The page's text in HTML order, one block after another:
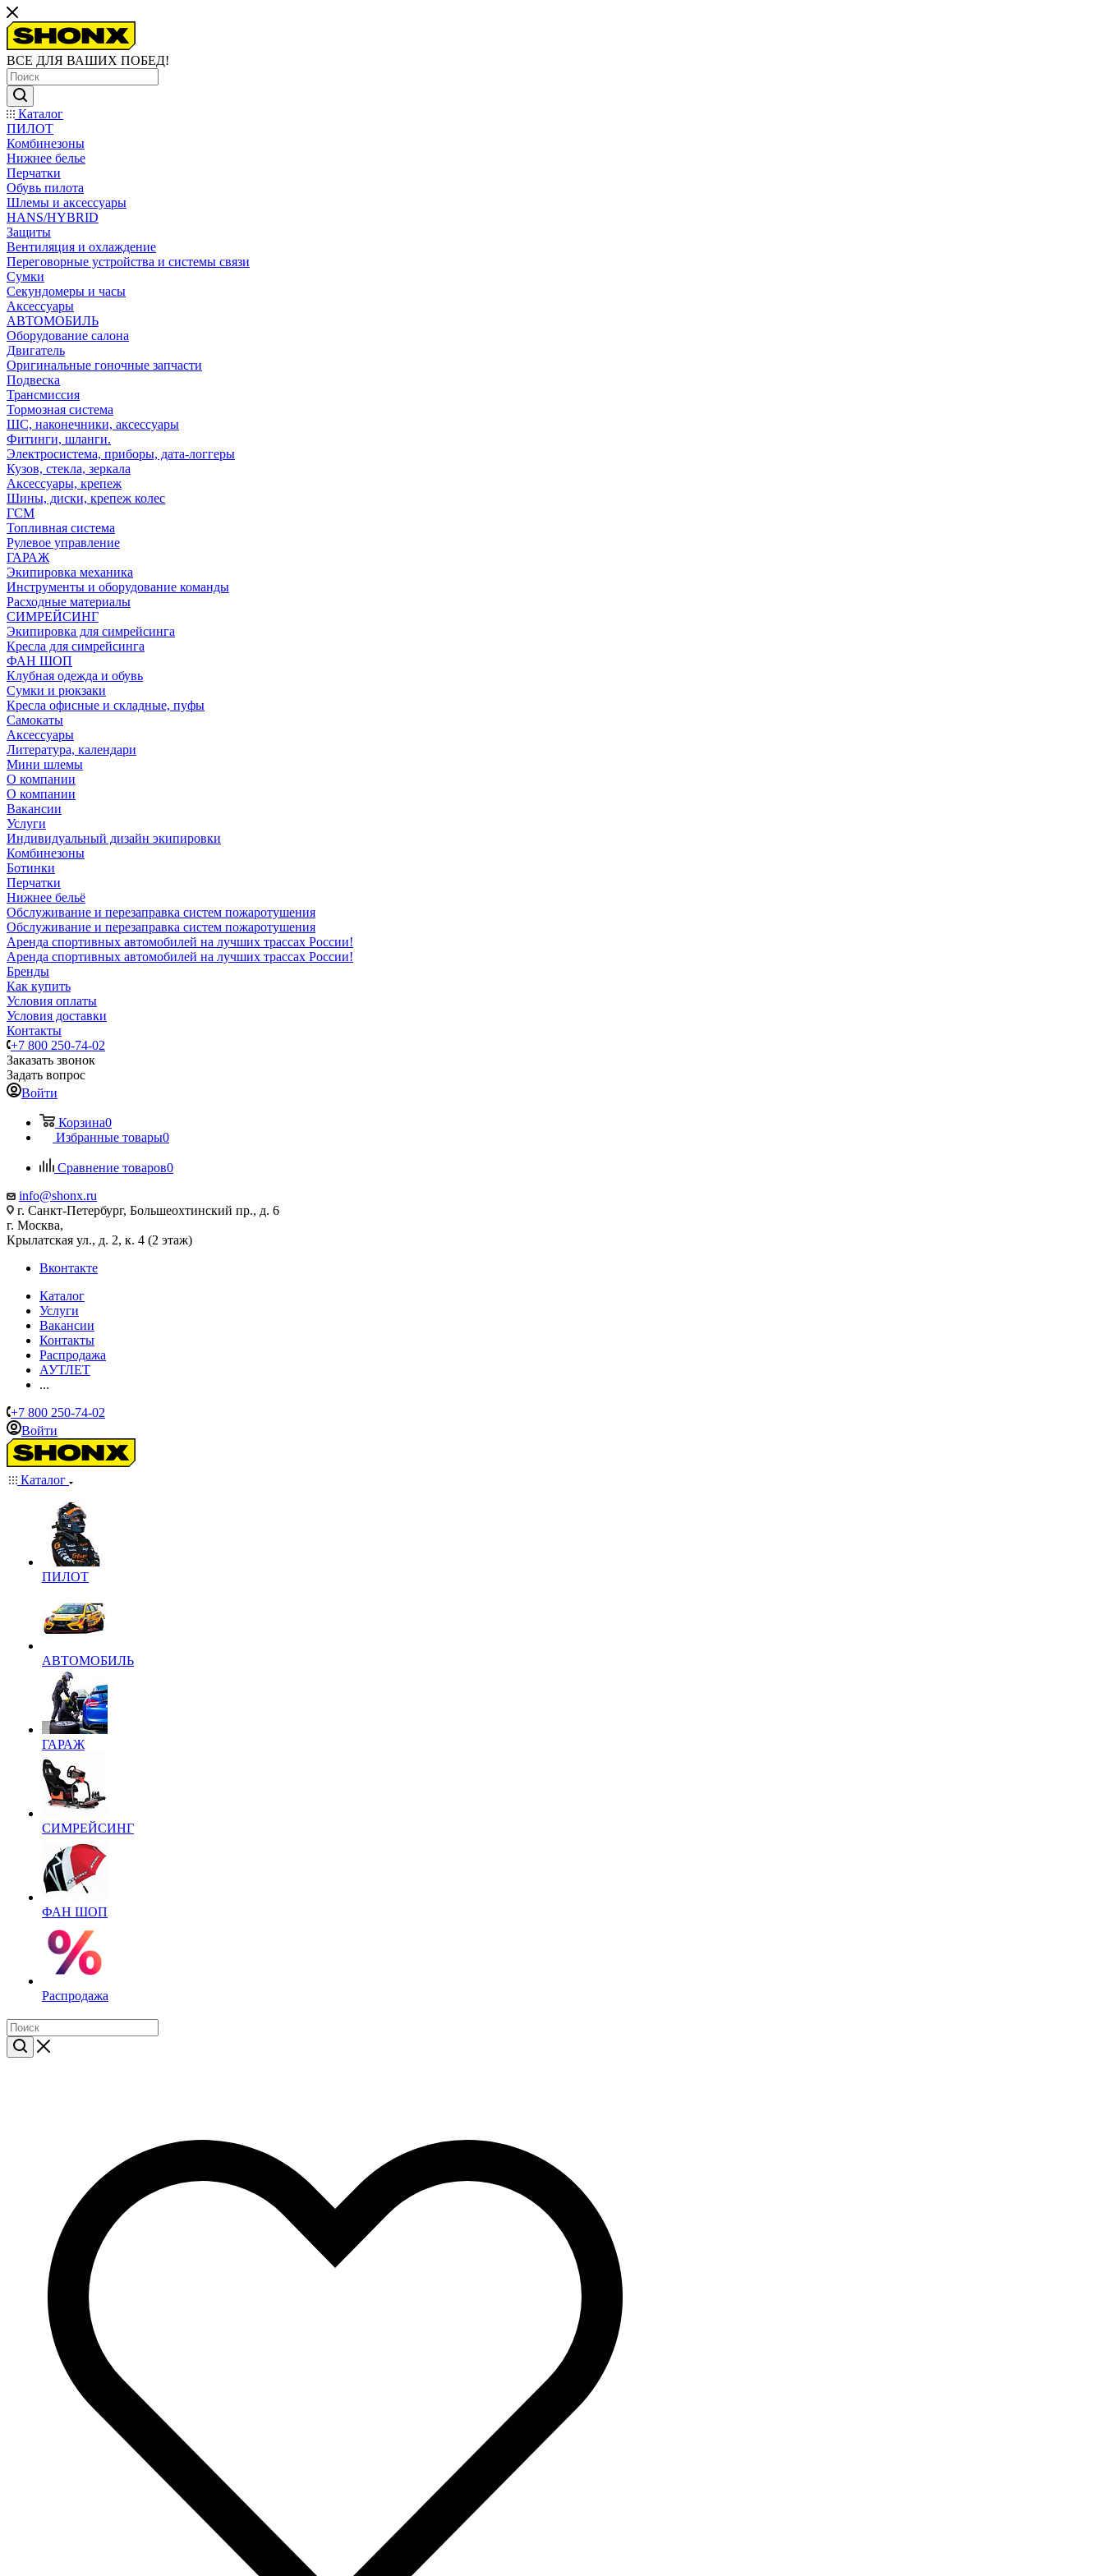
ВСЕ ДЛЯ ВАШИХ ПОБЕД!
Каталог
ПИЛОТ
Комбинезоны
Нижнее белье
Перчатки
Обувь пилота
Шлемы и аксессуары
HANS/HYBRID
Защиты
Вентиляция и охлаждение
Переговорные устройства и системы связи
Сумки
Секундомеры и часы
Аксессуары
АВТОМОБИЛЬ
Оборудование салона
Двигатель
Оригинальные гоночные запчасти
Подвеска
Трансмиссия
Тормозная система
ШС, наконечники, аксессуары
Фитинги, шланги.
Электросистема, приборы, дата-логгеры
Кузов, стекла, зеркала
Аксессуары, крепеж
Шины, диски, крепеж колес
ГСМ
Топливная система
Рулевое управление
ГАРАЖ
Экипировка механика
Инструменты и оборудование команды
Расходные материалы
СИМРЕЙСИНГ
Экипировка для симрейсинга
Кресла для симрейсинга
ФАН ШОП
Клубная одежда и обувь
Сумки и рюкзаки
Кресла офисные и складные, пуфы
Самокаты
Аксессуары
Литература, календари
Мини шлемы
О компании
О компании
Вакансии
Услуги
Индивидуальный дизайн экипировки
Комбинезоны
Ботинки
Перчатки
Нижнее бельё
Обслуживание и перезаправка систем пожаротушения
Обслуживание и перезаправка систем пожаротушения
Аренда спортивных автомобилей на лучших трассах России!
Аренда спортивных автомобилей на лучших трассах России!
Бренды
Как купить
Условия оплаты
Условия доставки
Контакты
+7 800 250-74-02
Заказать звонок
Задать вопрос
Войти
Корзина0
Избранные товары0
Сравнение товаров0
info@shonx.ru
г. Санкт-Петербург, Большеохтинский пр., д. 6
г. Москва,
Крылатская ул., д. 2, к. 4 (2 этаж)
Вконтакте
Каталог
Услуги
Вакансии
Контакты
Распродажа
АУТЛЕТ
...
+7 800 250-74-02
Войти
Каталог
ПИЛОТ
АВТОМОБИЛЬ
ГАРАЖ
СИМРЕЙСИНГ
ФАН ШОП
Распродажа